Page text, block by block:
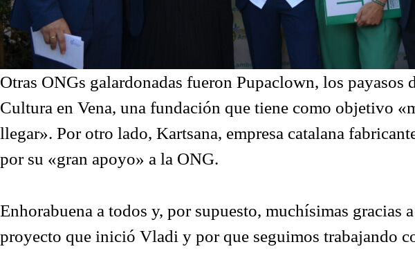
Otras ONGs galardonadas fueron Pupaclown, los
Cultura en Vena, una fundación que tiene como objetivo
llegar». Por otro lado, Kartsana, empresa catalana
por su «gran apoyo» a la ONG.
Enhorabuena a todos y, por supuesto, muchísimas
proyecto que inició Vladi y por que seguimos trabajando